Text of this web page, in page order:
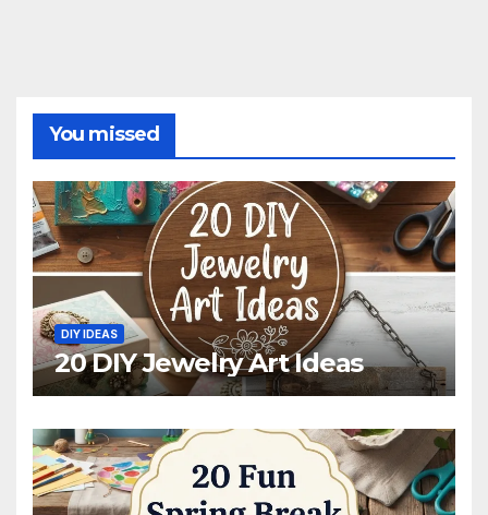
You missed
DIY IDEAS
20 DIY Jewelry Art Ideas